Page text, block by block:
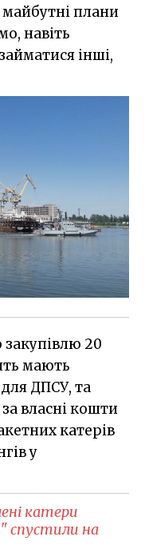
майбутні плани
навіть
інші,
20
мають
ДПСУ, та
власні кошти
катерів
у
катери
спустили на